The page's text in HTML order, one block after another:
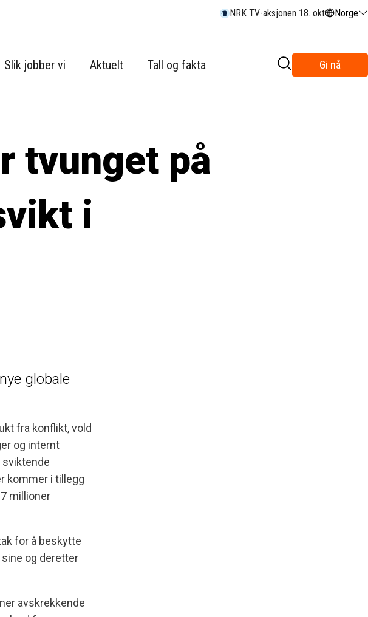
NRK TV-aksjonen 18. okt Norge
Slik jobber vi Aktuelt Tall og fakta Gi nå
tvunget på
i
globale
fra konflikt, vold
og internt
kommer i tillegg
millioner
for å beskytte
sine og deretter
avskrekkende